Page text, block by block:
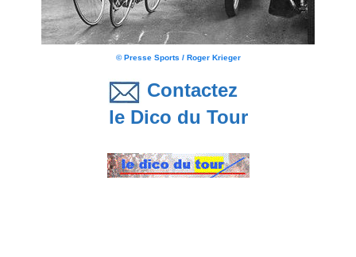
© Presse Sports / Roger Krieger
Contactez
le Dico du Tour